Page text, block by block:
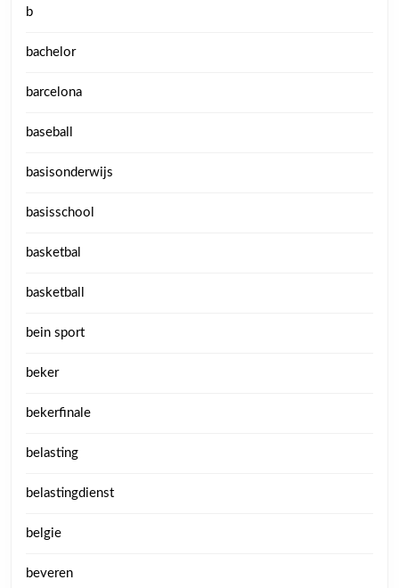
b
bachelor
barcelona
baseball
basisonderwijs
basisschool
basketbal
basketball
bein sport
beker
bekerfinale
belasting
belastingdienst
belgie
beveren